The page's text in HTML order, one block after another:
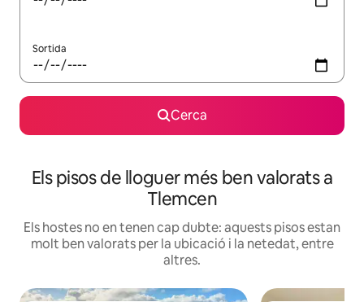
Sortida
Cerca
Els pisos de lloguer més ben valorats a
Tlemcen
Els hostes no en tenen cap dubte: aquests pisos estan
molt ben valorats per la ubicació i la netedat, entre
altres.